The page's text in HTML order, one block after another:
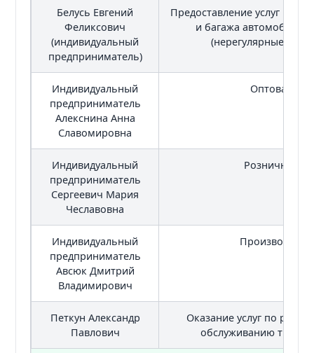
Белусь Евгений
Феликсович
(индивидуальный
предприниматель)
Предоставление услуг по
и багажа
(нерегулярные
Индивидуальный
предприниматель
Алекснина Анна
Славомировна
Оптовая
Индивидуальный
предприниматель
Сергеевич Мария
Чеславовна
Розничная
Индивидуальный
предприниматель
Авсюк Дмитрий
Владимирович
Петкун Александр
Павлович
Оказание услуг по
обслуживанию